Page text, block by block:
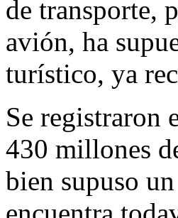
de transporte,
avión, ha
turístico, ya
Se registraron
430 millones
bien supuso